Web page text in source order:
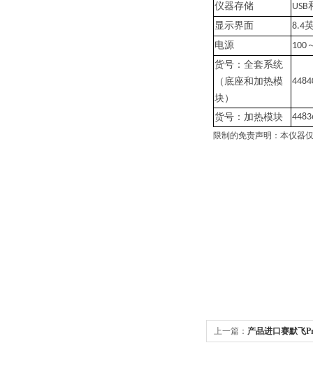
仪器存储
USB
显示界面
8.4
电源
100
货号：全套系统
（底座和加热模
块）
货号：加热模块
限制的免责声明：本仪器
上一篇： 产品进口赛默飞